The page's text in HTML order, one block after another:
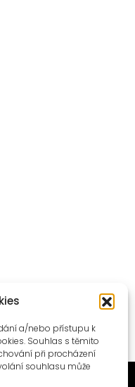
a/nebo přístupu k
Souhlas s těmito
při procházení
souhlasu může